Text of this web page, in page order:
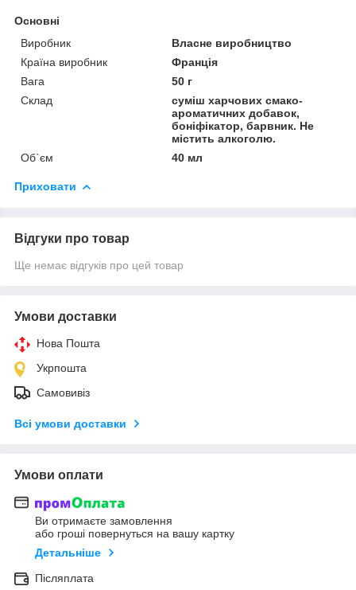
Основні
Виробник
Власне виробництво
Країна виробник
Франція
Вага
50 г
Склад
суміш харчових смако-
ароматичних добавок,
боніфікатор, барвник. Не
містить алкоголю.
Об`єм
40 мл
Приховати
Відгуки про товар
Ще немає відгуків про цей товар
Умови доставки
Нова Пошта
Укрпошта
Самовивіз
Всі умови доставки
Умови оплати
Ви отримаєте замовлення
або гроші повернуться на вашу картку
Детальніше
Післяплата